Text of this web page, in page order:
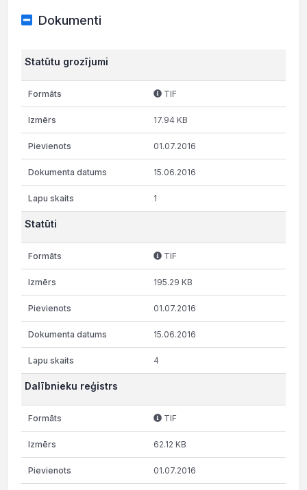
Dokumenti
Statūtu grozījumi
TIF
17.94 KB
01.07.2016
15.06.2016
1
Statūti
TIF
195.29 KB
01.07.2016
15.06.2016
4
Dalībnieku reģistrs
TIF
62.12 KB
01.07.2016